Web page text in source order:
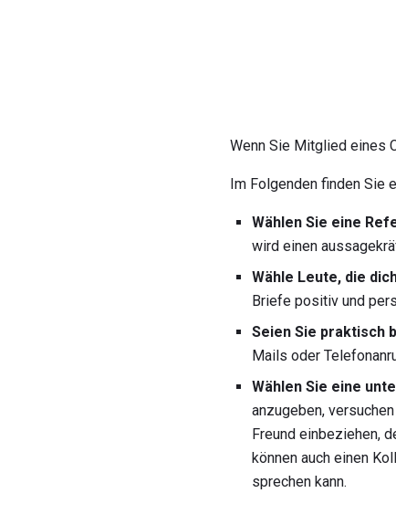
Wenn Sie Mitglied eines
Im Folgenden finden Sie
Wählen Sie eine
wird einen
Wähle Leute, die
Briefe positiv und
Seien Sie praktisch
Mails oder
Wählen Sie eine
anzugeben,
Freund einbeziehen,
können auch einen
sprechen kann.